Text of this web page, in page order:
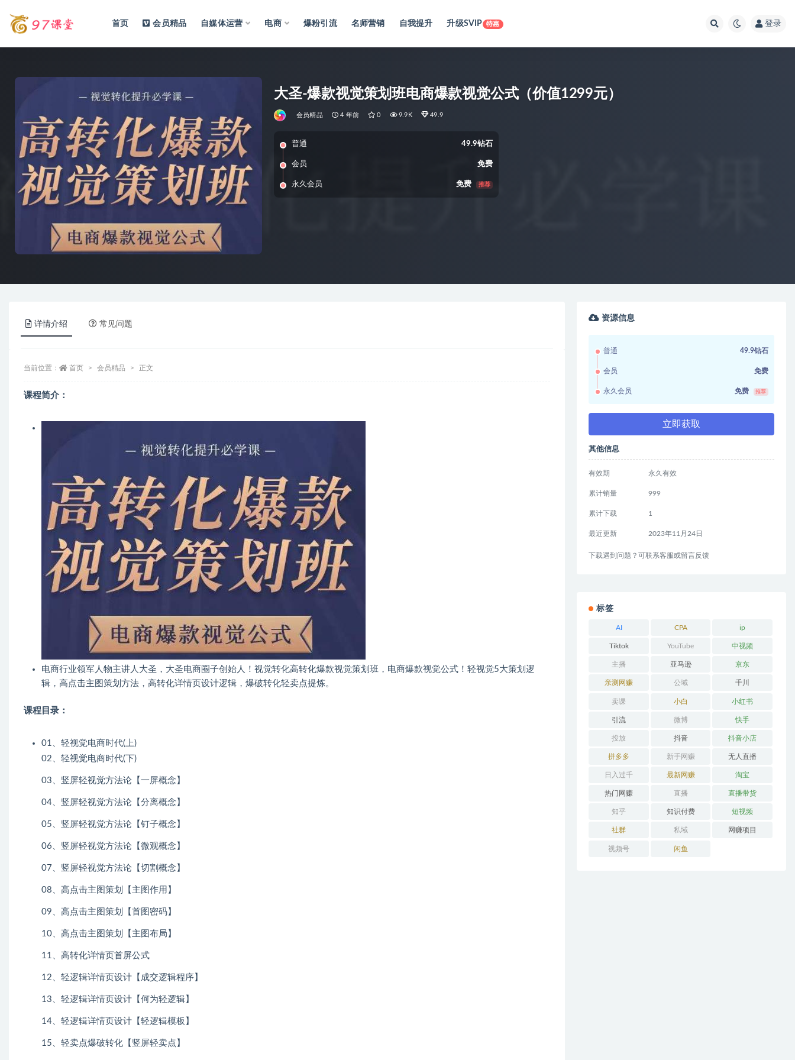
首页 会员精品 自媒体运营 电商 爆粉引流 名师营销 自我提升 升级SVIP 特惠 登录
大圣-爆款视觉策划班电商爆款视觉公式（价值1299元）
会员精品 4 年前 0 9.9K 49.9
普通 49.9钻石
会员 免费
永久会员 免费 推荐
详情介绍 常见问题
当前位置： 首页 会员精品 正文
课程简介：
电商行业领军人物主讲人大圣，大圣电商圈子创始人！视觉转化高转化爆款视觉策划班，电商爆款视觉公式！轻视觉5大策划逻
辑，高点击主图策划方法，高转化详情页设计逻辑，爆破转化轻卖点提炼。
课程目录：
01、轻视觉电商时代(上)
02、轻视觉电商时代(下)
03、竖屏轻视觉方法论【一屏概念】
04、竖屏轻视觉方法论【分离概念】
05、竖屏轻视觉方法论【钉子概念】
06、竖屏轻视觉方法论【微观概念】
07、竖屏轻视觉方法论【切割概念】
08、高点击主图策划【主图作用】
09、高点击主图策划【首图密码】
10、高点击主图策划【主图布局】
11、高转化详情页首屏公式
12、轻逻辑详情页设计【成交逻辑程序】
13、轻逻辑详情页设计【何为轻逻辑】
14、轻逻辑详情页设计【轻逻辑模板】
15、轻卖点爆破转化【竖屏轻卖点】
资源信息
普通 49.9钻石
会员 免费
永久会员 免费 推荐
立即获取
其他信息
有效期 永久有效
累计销量 999
累计下载 1
最近更新 2023年11月24日
下载遇到问题？可联系客服或留言反馈
标签
AI CPA ip
Tiktok YouTube 中视频
主播 亚马逊 京东
亲测网赚 公域 千川
卖课 小白 小红书
引流 微博 快手
投放 抖音 抖音小店
拼多多 新手网赚 无人直播
日入过千 最新网赚 淘宝
热门网赚 直播 直播带货
知乎 知识付费 短视频
社群 私域 网赚项目
视频号 闲鱼